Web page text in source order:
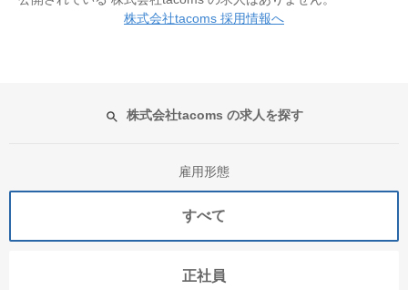
株式会社tacoms 採用情報へ
株式会社tacoms の求人を探す
雇用形態
すべて
正社員